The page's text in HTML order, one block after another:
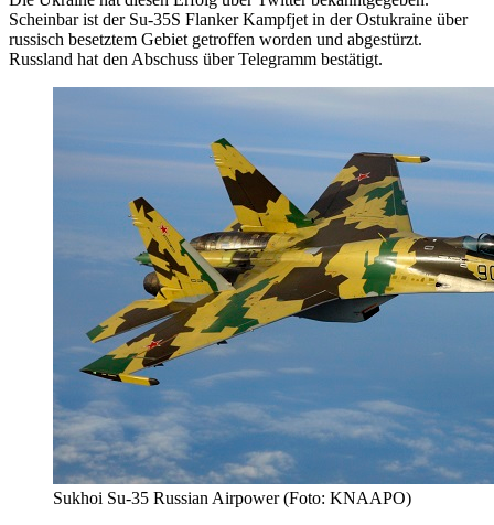
Scheinbar ist der Su-35S Flanker Kampfjet in der Ostukraine über
russisch besetztem Gebiet getroffen worden und abgestürzt.
Russland hat den Abschuss über Telegramm bestätigt.
Sukhoi Su-35 Russian Airpower (Foto: KNAAPO)